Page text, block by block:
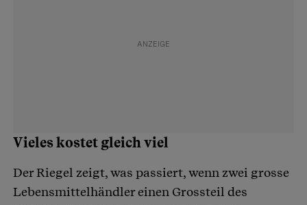
Vieles kostet gleich viel
Der Riegel zeigt, was passiert, wenn zwei grosse
Lebensmittelhändler einen Grossteil des